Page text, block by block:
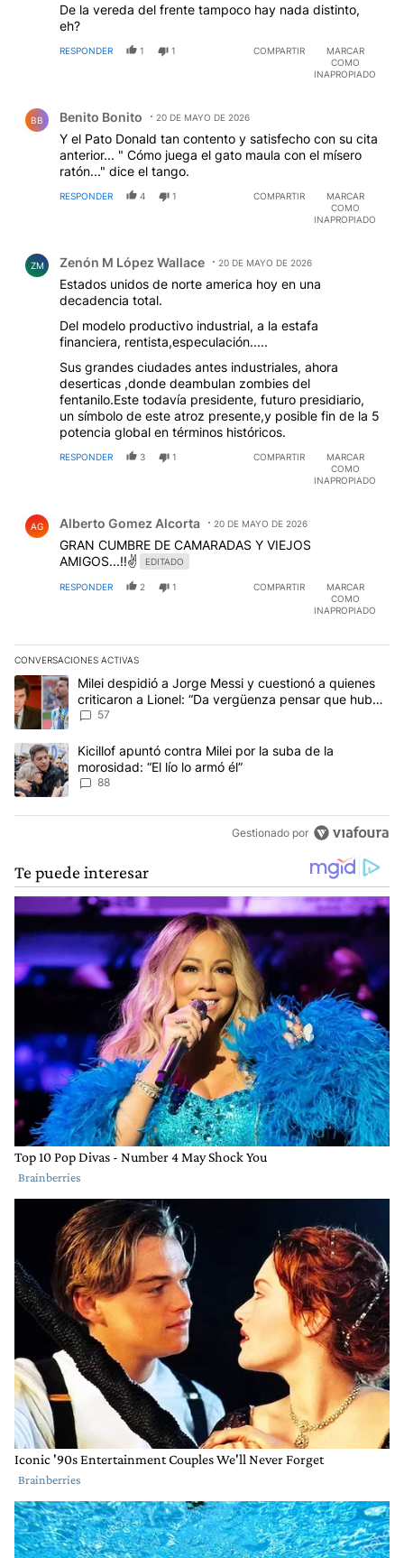
De la vereda del frente tampoco hay nada distinto,
eh?
RESPONDER 1 1 COMPARTIR
MARCAR
COMO
INAPROPIADO
BB Benito Bonito 20 DE MAYO DE 2026
Y el Pato Donald tan contento y satisfecho con su cita
anterior... " Cómo juega el gato maula con el mísero
ratón..." dice el tango.
RESPONDER 4 1 COMPARTIR
MARCAR
COMO
INAPROPIADO
ZM Zenón M López Wallace 20 DE MAYO DE 2026
Estados unidos de norte america hoy en una
decadencia total.
Del modelo productivo industrial, a la estafa
financiera, rentista,especulación.....
Sus grandes ciudades antes industriales, ahora
deserticas ,donde deambulan zombies del
fentanilo.Este todavía presidente, futuro presidiario,
un símbolo de este atroz presente,y posible fin de la 5
potencia global en términos históricos.
RESPONDER 3 1 COMPARTIR
MARCAR
COMO
INAPROPIADO
AG Alberto Gomez Alcorta 20 DE MAYO DE 2026
GRAN CUMBRE DE CAMARADAS Y VIEJOS
AMIGOS...!!✌️
EDITADO
RESPONDER 2 1 COMPARTIR
MARCAR
COMO
INAPROPIADO
CONVERSACIONES ACTIVAS
Este listado muestra los artículos con más comentarios en los
Un artículo de tendencia con el título "Milei despidió a Jorge
Milei despidió a Jorge Messi y cuestionó a quienes
criticaron a Lionel: “Da vergüenza pensar que hubo
anti-Messi”
57
Un artículo de tendencia con el título "Kicillof apuntó contra Milei
Kicillof apuntó contra Milei por la suba de la
morosidad: “El lío lo armó él”
88
Gestionado por